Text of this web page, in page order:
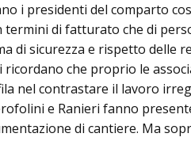
i presidenti del comparto
di fatturato che di
di sicurezza e rispetto delle
che proprio le
nel contrastare il lavoro
e Ranieri fanno
di cantiere. Ma